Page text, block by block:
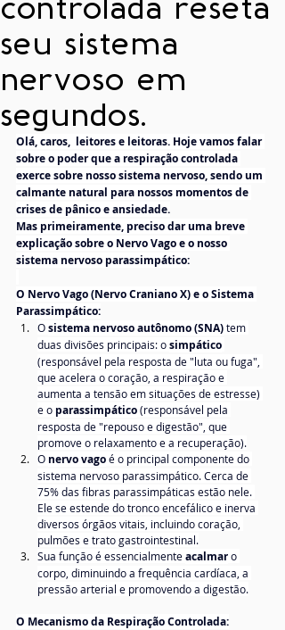
seu sistema
nervoso em
segundos.
Olá, caros,  leitores e leitoras. Hoje vamos falar
sobre o poder que a respiração controlada
exerce sobre nosso sistema nervoso, sendo um
calmante natural para nossos momentos de
crises de pânico e ansiedade.
Mas primeiramente, preciso dar uma breve
explicação sobre o Nervo Vago e o nosso
sistema nervoso parassimpático:
O Nervo Vago (Nervo Craniano X) e o Sistema
Parassimpático:
O sistema nervoso autônomo (SNA) tem
duas divisões principais: o simpático
(responsável pela resposta de "luta ou fuga",
que acelera o coração, a respiração e
aumenta a tensão em situações de estresse)
e o parassimpático (responsável pela
resposta de "repouso e digestão", que
promove o relaxamento e a recuperação).
O nervo vago é o principal componente do
sistema nervoso parassimpático. Cerca de
75% das fibras parassimpáticas estão nele.
Ele se estende do tronco encefálico e inerva
diversos órgãos vitais, incluindo coração,
pulmões e trato gastrointestinal.
Sua função é essencialmente acalmar o
corpo, diminuindo a frequência cardíaca, a
pressão arterial e promovendo a digestão.
O Mecanismo da Respiração Controlada: